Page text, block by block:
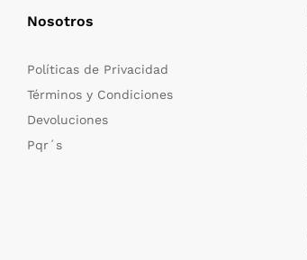
Nosotros
Políticas de Privacidad
Términos y Condiciones
Devoluciones
Pqr´s